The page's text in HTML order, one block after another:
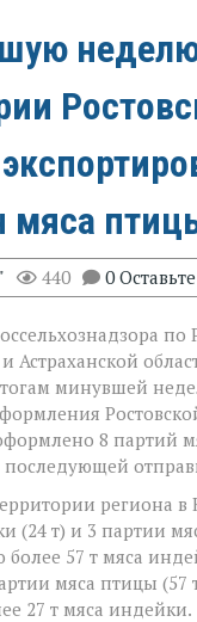
мяса
440 0
по
Астраханской
минувшей
8 партий
последующей
региона
(24 т) и 3 партии
57 т мяса
мяса птицы (57
27 т мяса индейки.